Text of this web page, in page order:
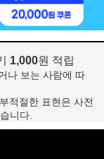
1,000원 적립
나 보는 사람에 따
적절한 표현은 사전
니다.